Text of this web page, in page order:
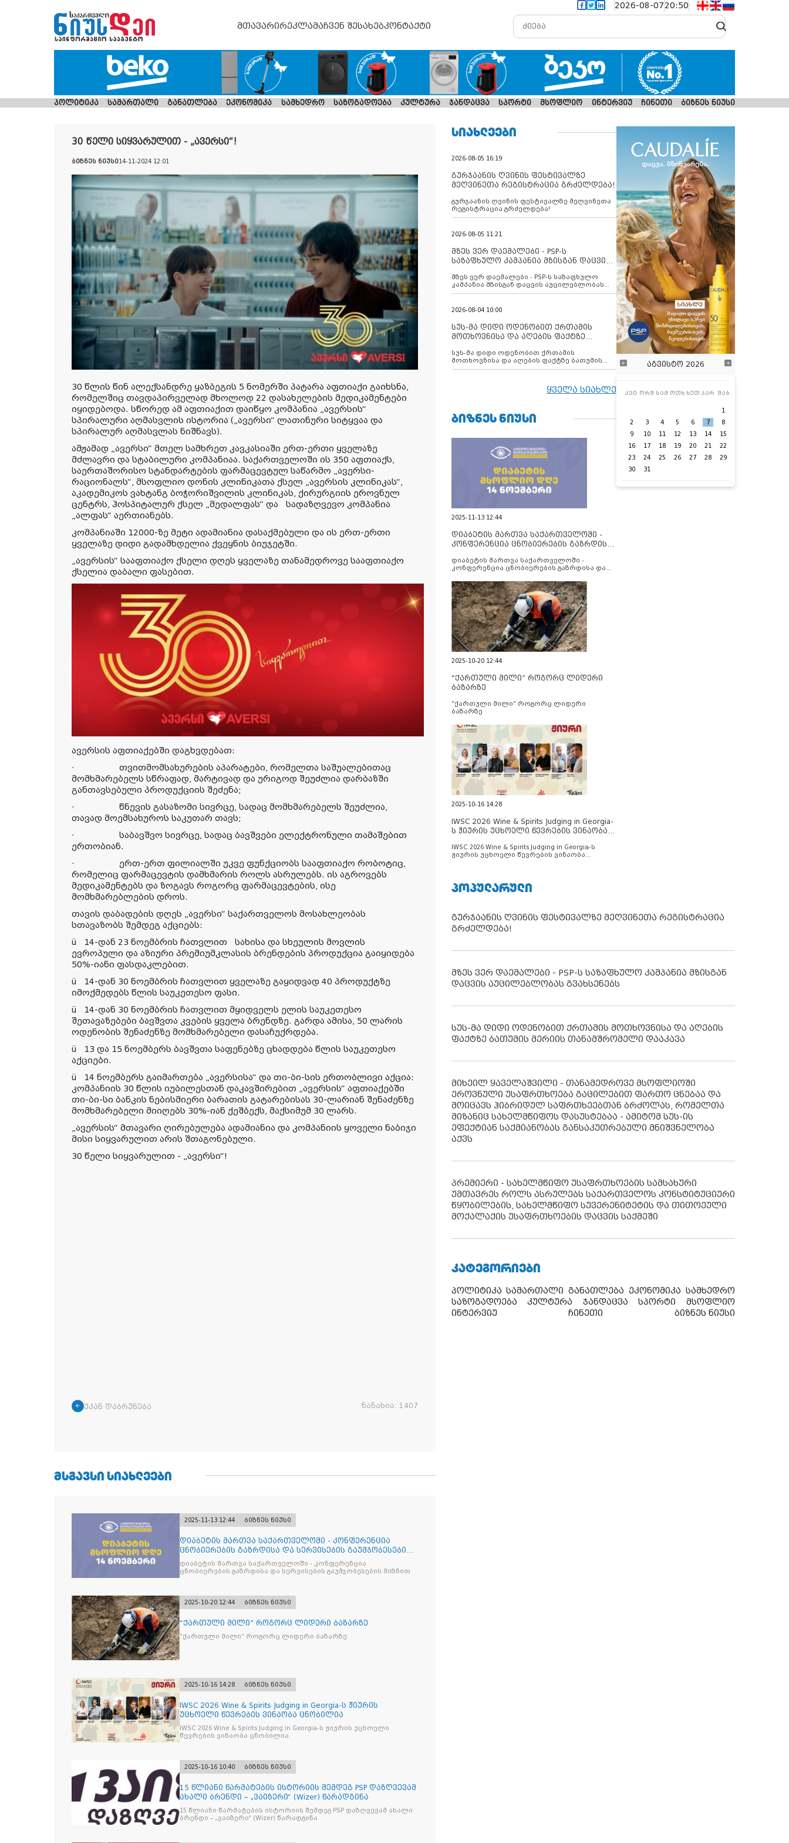
2026-08-0720:50
მთავარირეკლამაჩვენ შესახებკონტაქტი
პოლიტიკა სამართალი განათლება ეკონომიკა სამხედრო საზოგადოება კულტურა ჯანდაცვა სპორტი მსოფლიო ინტერვიუ ჩინეთი ბიზნეს ნიუსი
30 წელი სიყვარულით - „ავერსი“!
ბიზნეს ნიუსი14-11-2024 12:01
30 წლის წინ ალექსანდრე ყაზბეგის 5 ნომერში პატარა აფთიაქი გაიხსნა,
რომელშიც თავდაპირველად მხოლოდ 22 დასახელების მედიკამენტები
იყიდებოდა. სწორედ ამ აფთიაქით დაიწყო კომპანია „ავერსის“
სპირალური აღმასვლის ისტორია („ავერსი“ ლათინური სიტყვაა და
სპირალურ აღმასვლას ნიშნავს).
ამჟამად „ავერსი“ მთელ სამხრეთ კავკასიაში ერთ-ერთი ყველაზე
მძლავრი და სტაბილური კომპანიაა. საქართველოში ის 350 აფთიაქს,
საერთაშორისო სტანდარტების ფარმაცევტულ საწარმო „ავერსი-
რაციონალს“, მსოფლიო დონის კლინიკათა ქსელ „ავერსის კლინიკას“
აკადემიკოს ვახტანგ ბოჭორიშვილის კლინიკას, ქირურგიის ეროვნულ
ცენტრს, ჰოსპიტალურ ქსელ „მედალფას“ და
სადაზღვევო კომპანია
„ალფას“ აერთიანებს.
კომპანიაში 12000-ზე მეტი ადამიანია დასაქმებული და ის ერთ-ერთი
ყველაზე დიდი გადამხდელია ქვეყნის ბიუჯეტში.
„ავერსის“ სააფთიაქო ქსელი დღეს ყველაზე თანამედროვე სააფთიაქო
ქსელია დაბალი ფასებით.
ავერსის აფთიაქებში დაგხვდებათ:
·
თვითმომსახურების აპარატები, რომელთა საშუალებითაც
მომხმარებელს სწრაფად, მარტივად და ურიგოდ შეუძლია დარბაზში
განთავსებული პროდუქციის შეძენა;
·
წნევის გასაზომი სივრცე, სადაც მომხმარებელს შეუძლია,
თავად მოემსახუროს საკუთარ თავს;
·
საბავშვო სივრცე, სადაც ბავშვები ელექტრონული თამაშებით
ერთობიან.
·
ერთ-ერთ ფილიალში უკვე ფუნქციობს სააფთიაქო რობოტიც,
რომელიც ფარმაცევტის დამხმარის როლს ასრულებს. ის აგროვებს
მედიკამენტებს და ზოგავს როგორც ფარმაცევტების, ისე
მომხმარებლების დროს.
თავის დაბადების დღეს „ავერსი“ საქართველოს მოსახლეობას
სთავაზობს შემდეგ აქციებს:
ü
14-დან 23 ნოემბრის ჩათვლით სახისა და სხეულის მოვლის
ევროპული და აზიური პრემიუმკლასის ბრენდების პროდუქცია გაიყიდება
50%-იანი ფასდაკლებით.
ü
14-დან 30 ნოემბრის ჩათვლით ყველაზე გაყიდვად 40 პროდუქტზე
იმოქმედებს წლის საუკეთესო ფასი.
ü
14-დან 30 ნოემბრის ჩათვლით მყიდველს ელის საუკეთესო
შეთავაზებები ბავშვთა კვების ყველა ბრენდზე. გარდა ამისა, 50 ლარის
ოდენობის შენაძენზე მომხმარებელი დასაჩუქრდება.
ü
13 და 15 ნოემბერს ბავშვთა საფენებზე ცხადდება წლის საუკეთესო
აქციები.
ü
14 ნოემბერს გაიმართება „ავერსისა“ და თი-ბი-სის ერთობლივი აქცია:
კომპანიის 30 წლის იუბილესთან დაკავშირებით „ავერსის“ აფთიაქებში
თი-ბი-სი ბანკის ნებისმიერი ბარათის გატარებისას 30-ლარიან შენაძენზე
მომხმარებელი მიიღებს 30%-იან ქეშბექს, მაქსიმუმ 30 ლარს.
„ავერსის“ მთავარი ღირებულება ადამიანია და კომპანიის ყოველი ნაბიჯი
მისი სიყვარულით არის შთაგონებული.
30 წელი სიყვარულით - „ავერსი“!
უკან დაბრუნება ნანახია: 1407
ᲛᲡᲒᲐᲕᲡᲘ ᲡᲘᲐᲮᲚᲔᲔᲑᲘ
2025-11-13 12:44 ბიზნეს ნიუსი
დიაბეტის მართვა საქართველოში - კონფერენცია
ცნობიერების გაზრდისა და სერვისების გაუმჯობესების
მიზნით
დიაბეტის მართვა საქართველოში - კონფერენცია
ცნობიერების გაზრდისა და სერვისების გაუმჯობესების მიზნით
2025-10-20 12:44 ბიზნეს ნიუსი
“ქართული მილი” როგორც ლიდერი ბაზარზე
“ქართული მილი” როგორც ლიდერი ბაზარზე
2025-10-16 14:28 ბიზნეს ნიუსი
IWSC 2026 Wine & Spirits Judging in Georgia-ს ჟიურის
უცხოელი წევრების ვინაობა ცნობილია
IWSC 2026 Wine & Spirits Judging in Georgia-ს ჟიურის უცხოელი
წევრების ვინაობა ცნობილია
2025-10-16 10:40 ბიზნეს ნიუსი
15 წლიანი წარმატების ისტორიის შემდეგ PSP დაზღვევამ
ახალი ბრენდი – „ვაიზერი“ (Wizer) წარადგინა
15 წლიანი წარმატების ისტორიის შემდეგ PSP დაზღვევამ ახალი
ბრენდი – „ვაიზერი“ (Wizer) წარადგინა
ᲡᲘᲐᲮᲚᲔᲔᲑᲘ
2026-08-05 16:19
გურჯაანის ღვინის ფესტივალზე
მეღვინეთა რეგისტრაცია გრძელდება!
გურჯაანის ღვინის ფესტივალზე მეღვინეთა
რეგისტრაცია გრძელდება!
2026-08-05 11:21
მზეს ვერ დაემალები - PSP-ს
საზაფხულო კამპანია მზისგან დაცვის
მზეს ვერ დაემალები - PSP-ს საზაფხულო
კამპანია მზისგან დაცვის აუცილებლობას
გვახსენებს
2026-08-04 10:00
სუს-მა დიდი ოდენობით ქრთამის
მოთხოვნისა და აღების ფაქტზე
დააკავა
სუს-მა დიდი ოდენობით ქრთამის
მოთხოვნისა და აღების ფაქტზე ბათუმის
მერიის თანამშრომელი დააკავა
ყველა სიახლე
ᲑᲘᲖᲜᲔᲡ ᲜᲘᲣᲡᲘ
2025-11-13 12:44
დიაბეტის მართვა საქართველოში -
კონფერენცია ცნობიერების გაზრდისა
დიაბეტის მართვა საქართველოში -
კონფერენცია ცნობიერების გაზრდისა და
2025-10-20 12:44
“ქართული მილი” როგორც ლიდერი
ბაზარზე
“ქართული მილი” როგორც ლიდერი
ბაზარზე
2025-10-16 14:28
IWSC 2026 Wine & Spirits Judging in Georgia-
ს ჟიურის უცხოელი წევრების ვინაობა
IWSC 2026 Wine & Spirits Judging in Georgia-ს
ჟიურის უცხოელი წევრების ვინაობა
აგვისტო 2026
კვი ორშ სამ ოთხ ხუთ პარ შაბ
1
2
3 4 5 6 7
8
9
10 11 12 13 14
15
16
17 18 19 20 21
22
23
24 25 26 27 28
29
30
31
ᲞᲝᲞᲣᲚᲐᲠᲣᲚᲘ
გურჯაანის ღვინის ფესტივალზე მეღვინეთა რეგისტრაცია
გრძელდება!
მზეს ვერ დაემალები - PSP-ს საზაფხულო კამპანია მზისგან
დაცვის აუცილებლობას გვახსენებს
სუს-მა დიდი ოდენობით ქრთამის მოთხოვნისა და აღების
ფაქტზე ბათუმის მერიის თანამშრომელი დააკავა
მიხეილ ყაველაშვილი - თანამედროვე მსოფლიოში
ეროვნული უსაფრთხოება გაცილებით ფართო ცნებაა და
მოიცავს ჰიბრიდულ საფრთხეებთან ბრძოლას, რომელთა
მიზანიც სახელმწიფოს დასუსტებაა - ამიტომ სუს-ის
ეფექტიან საქმიანობას განსაკუთრებული მნიშვნელობა
აქვს
პრემიერი - სახელმწიფო უსაფრთხოების სამსახური
უმთავრეს როლს ასრულებს საქართველოს კონსტიტუციური
წყობილების, სახელმწიფო სუვერენიტეტის და თითოეული
მოქალაქის უსაფრთხოების დაცვის საქმეში
ᲙᲐᲢᲔᲒᲝᲠᲘᲔᲑᲘ
პოლიტიკა სამართალი განათლება ეკონომიკა სამხედრო
საზოგადოება
კულტურა ჯანდაცვა სპორტი
მსოფლიო
ინტერვიუ
ჩინეთი ბიზნეს ნიუსი